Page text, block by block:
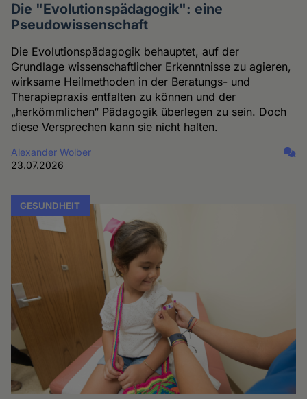
Die "Evolutionspädagogik": eine
Pseudowissenschaft
Die Evolutionspädagogik behauptet, auf der
Grundlage wissenschaftlicher Erkenntnisse zu agieren,
wirksame Heilmethoden in der Beratungs- und
Therapiepraxis entfalten zu können und der
„herkömmlichen“ Pädagogik überlegen zu sein. Doch
diese Versprechen kann sie nicht halten.
Alexander Wolber
23.07.2026
GESUNDHEIT